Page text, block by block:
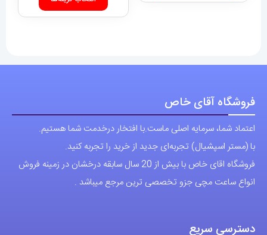
تامحصول
گزینه
ها
است
فروشگاه آقای خاص
اعتماد شما، سرمایه اصلی ماست.با افتخار درخدمت شما هستیم.
با (مستر اسپشیال) تجربه‌ای جدید از خرید را تجربه کنید.
فروشگاه اقای خاص با بیش از 20 سال سابقه درخشان در زمینه فروش
انواع ساعت مچی جزو تخصصی ترین مرجع میباشد .
دسترسی سریع